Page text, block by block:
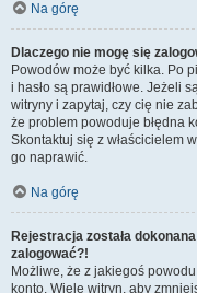
Na górę
Dlaczego nie mogę się
Powodów może być kilka. Po
i hasło są prawidłowe. Jeżeli
witryny i zapytaj, czy cię nie
że problem powoduje błędna
Skontaktuj się z właścicielem
go naprawić.
Na górę
Rejestracja została
zalogować?!
Możliwe, że z jakiegoś
konto. Wiele witryn, aby